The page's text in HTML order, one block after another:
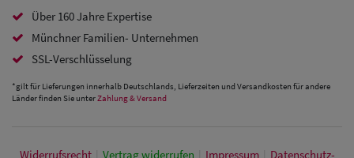
Caps
Sale: Caps
mit
Über 160 Jahre Expertise
Münchner Familien- Unternehmen
SSL-Verschlüsselung
*gilt für Lieferungen innerhalb Deutschlands, Lieferzeiten und Versandkosten für andere
Länder finden Sie unterZahlung & Versand
Widerrufs­recht Vertrag widerrufen Impressum Daten­schutz­